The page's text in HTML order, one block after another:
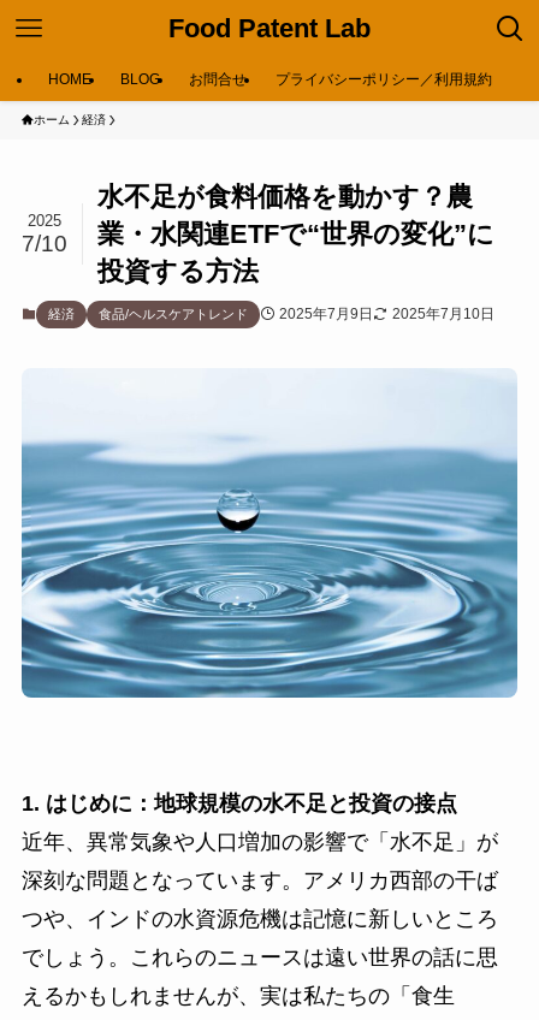
Food Patent Lab
HOME BLOG お問合せ プライバシーポリシー／利用規約
ホーム 経済
水不足が食料価格を動かす？農
業・水関連ETFで“世界の変化”に
投資する方法
2025
7/10
経済 食品/ヘルスケアトレンド 2025年7月9日 2025年7月10日
1. はじめに：地球規模の水不足と投資の接点
近年、異常気象や人口増加の影響で「水不足」が
深刻な問題となっています。アメリカ西部の干ば
つや、インドの水資源危機は記憶に新しいところ
でしょう。これらのニュースは遠い世界の話に思
えるかもしれませんが、実は私たちの「食生